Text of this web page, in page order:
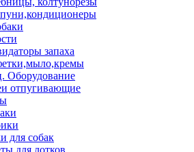
запаха
Оборудование
отпугивающие
для собак
для лотков